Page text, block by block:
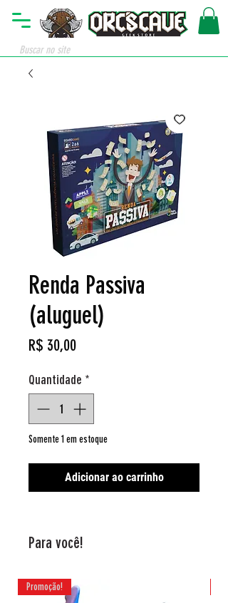
Renda Passiva
(aluguel)
R$ 30,00Preço
Quantidade *
Somente 1 em estoque
Adicionar ao carrinho
Para você!
Promoção!